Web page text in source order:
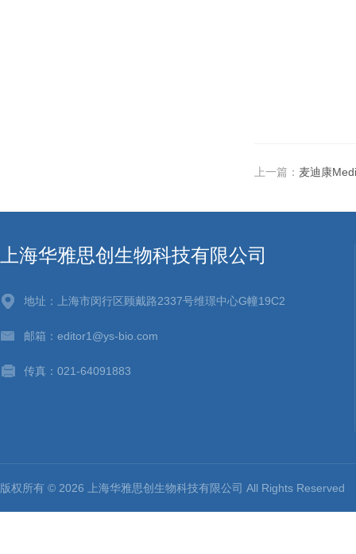
上一篇： 麦迪康
上海华雅思创生物科技有限公司
地址：上海市闵行区顾戴路2337号维璟中心G幢19C2
邮箱：editor1@ys-bio.com
传真：021-64091883
版权所有 © 2026 上海华雅思创生物科技有限公司 All Rights